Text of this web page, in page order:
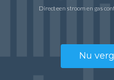
Direct een stroom en gas
Nu